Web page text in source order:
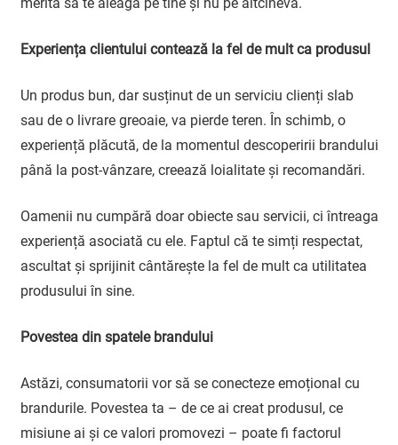
Experiența clientului contează la fel de mult ca produsul
Un produs bun, dar susținut de un serviciu clienți slab
sau de o livrare greoaie, va pierde teren. În schimb, o
experiență plăcută, de la momentul descoperirii brandului
până la post-vânzare, creează loialitate și recomandări.
Oamenii nu cumpără doar obiecte sau servicii, ci întreaga
experiență asociată cu ele. Faptul că te simți respectat,
ascultat și sprijinit cântărește la fel de mult ca utilitatea
produsului în sine.
Povestea din spatele brandului
Astăzi, consumatorii vor să se conecteze emoțional cu
brandurile. Povestea ta – de ce ai creat produsul, ce
misiune ai și ce valori promovezi – poate fi factorul